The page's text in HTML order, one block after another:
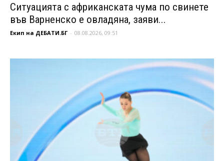
Ситуацията с африканската чума по свинете
във Варненско е овладяна, заяви...
Екип на ДЕБАТИ.БГ - 08.08.2026, 09:51